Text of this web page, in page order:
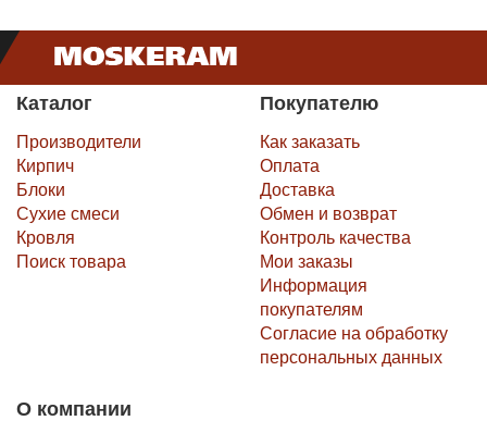
Каталог
Производители
Кирпич
Блоки
Сухие смеси
Кровля
Поиск товара
Покупателю
Как заказать
Оплата
Доставка
Обмен и возврат
Контроль качества
Мои заказы
Информация
покупателям
Согласие на обработку
персональных данных
О компании